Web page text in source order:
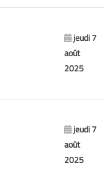
jeudi 7
août
2025
jeudi 7
août
2025